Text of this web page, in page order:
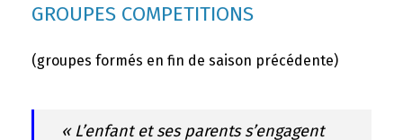
GROUPES COMPETITIONS
(groupes formés en fin de saison précédente)
« L’enfant et ses parents s’engagent